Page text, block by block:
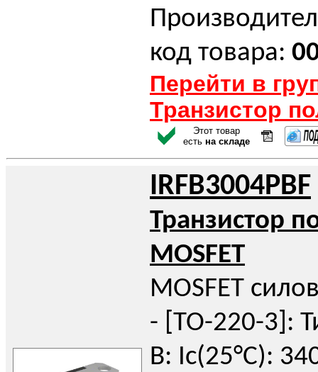
код товара:
Перейти в
Транзистор
Этот товар
есть на складе
IRFB3004PBF
Транзистор
MOSFET
MOSFET
- [TO-220-3]:
В: Iс(25°C):